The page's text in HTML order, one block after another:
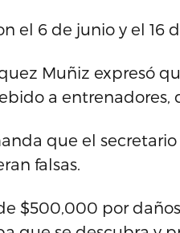
el 6 de junio y el 16
Muñiz expresó
a entrenadores,
que el
falsas.
$500,000 por